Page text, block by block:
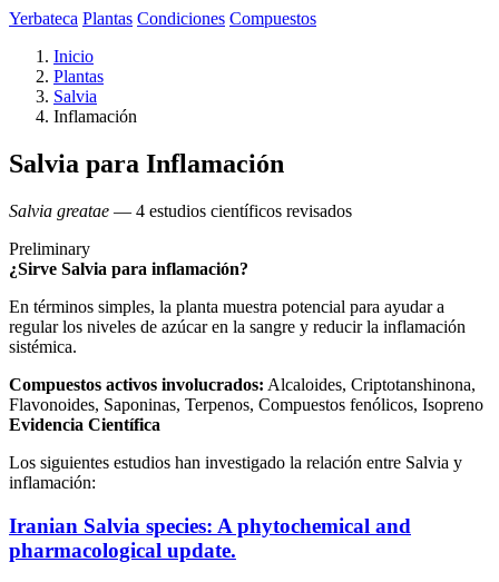
Yerbateca Plantas Condiciones Compuestos
Inicio
Plantas
Salvia
Inflamación
Salvia para Inflamación
Salvia greatae — 4 estudios científicos revisados
Preliminary
¿Sirve Salvia para inflamación?
En términos simples, la planta muestra potencial para ayudar a
regular los niveles de azúcar en la sangre y reducir la inflamación
sistémica.
Compuestos activos involucrados: Alcaloides, Criptotanshinona,
Flavonoides, Saponinas, Terpenos, Compuestos fenólicos, Isopreno
Evidencia Científica
Los siguientes estudios han investigado la relación entre Salvia y
inflamación:
Iranian Salvia species: A phytochemical and
pharmacological update.